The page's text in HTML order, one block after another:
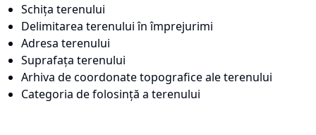
Schița terenului
Delimitarea terenului în împrejurimi
Adresa terenului
Suprafața terenului
Arhiva de coordonate topografice ale terenului
Categoria de folosință a terenului